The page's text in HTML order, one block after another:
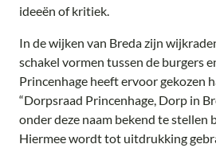
ideeën of kritiek.
In de wijken van Breda zijn
schakel vormen tussen de burgers
Princenhage heeft ervoor gekozen
“Dorpsraad Princenhage, Dorp in
onder deze naam bekend te stellen
Hiermee wordt tot uitdrukking